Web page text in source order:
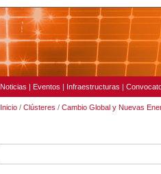
Noticias | Eventos | Infraestructuras |
Inicio / Clústeres / Cambio Global y Nuevas